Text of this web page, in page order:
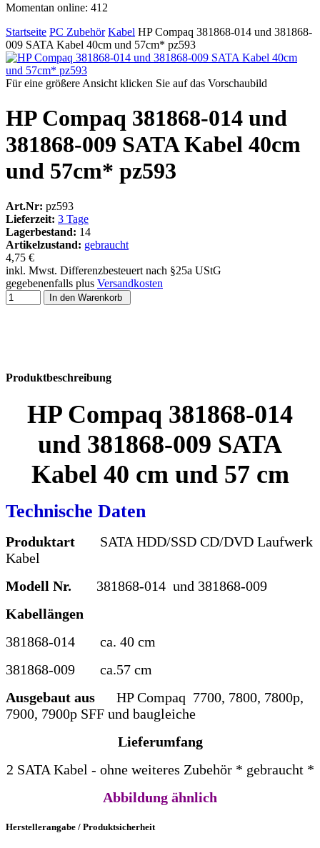
Momentan online: 412
Startseite PC Zubehör Kabel HP Compaq 381868-014 und 381868-
009 SATA Kabel 40cm und 57cm* pz593
Für eine größere Ansicht klicken Sie auf das Vorschaubild
HP Compaq 381868-014 und
381868-009 SATA Kabel 40cm
und 57cm* pz593
Art.Nr: pz593
Lieferzeit: 3 Tage
Lagerbestand: 14
Artikelzustand: gebraucht
4,75 €
inkl. Mwst. Differenzbesteuert nach §25a UStG
gegebenenfalls plus Versandkosten
In den Warenkorb
Produktbeschreibung
HP Compaq 381868-014
und 381868-009 SATA
Kabel 40 cm und 57 cm
Technische Daten
Produktart SATA HDD/SSD CD/DVD Laufwerk
Kabel
Modell Nr.
381868-014 und 381868-009
Kabellängen
381868-014
ca. 40 cm
381868-009
ca.57 cm
Ausgebaut aus HP Compaq 7700, 7800, 7800p,
7900, 7900p SFF und baugleiche
Lieferumfang
2 SATA Kabel - ohne weiteres Zubehör * gebraucht *
Abbildung ähnlich
Herstellerangabe / Produktsicherheit